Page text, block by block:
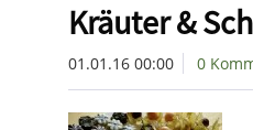
Kräuter &
01.01.16 00:00 0